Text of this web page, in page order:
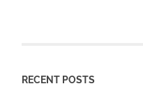
RECENT POSTS